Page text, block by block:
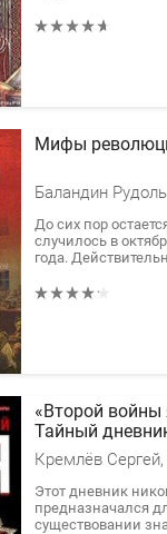
работников НКВД,
Мифы
Баландин
До сих пор
случилось в
года.
«Второй войны
Тайный
Этот дневник
предназначался
существовании